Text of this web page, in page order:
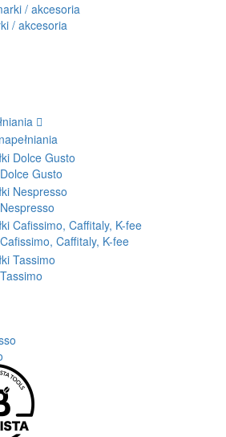
/ akcesoria
Gusto
Caffitaly, K-fee